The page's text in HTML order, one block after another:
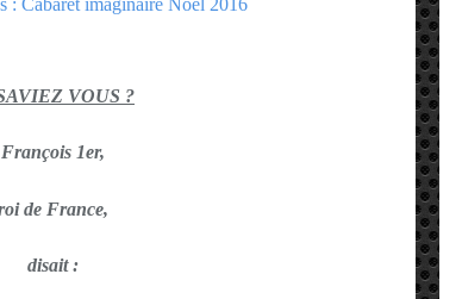
VOUS ?
François 1er,
de France,
disait :